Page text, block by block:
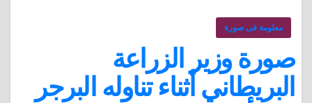
معلومة فى صورة
صورة وزير الزراعة
البريطاني أثناء تناوله البرجر